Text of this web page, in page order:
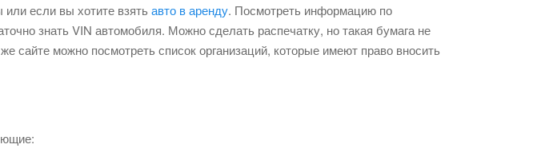
если вы хотите взять авто в аренду. Посмотреть информацию по
знать VIN автомобиля. Можно сделать распечатку, но такая бумага не
можно посмотреть список организаций, которые имеют право вносить